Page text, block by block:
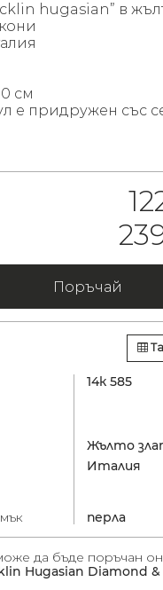
hugasian” в
см
е придружен със
Поръчай
14к 585
Жълто
Италия
перла
да бъде поръчан
Hugasian Diamond